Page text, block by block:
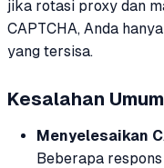
jika rotasi proxy dan
CAPTCHA, Anda
yang tersisa.
Kesalahan
Menyelesaikan
Beberapa